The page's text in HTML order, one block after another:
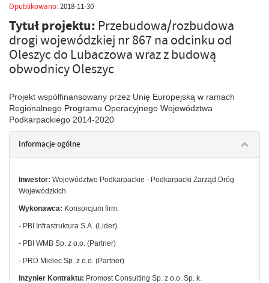
Opublikowano:2018-11-30
Tytuł projektu: Przebudowa/rozbudowa
drogi wojewódzkiej nr 867 na odcinku od
Oleszyc do Lubaczowa wraz z budową
obwodnicy Oleszyc
Projekt współfinansowany przez Unię Europejską w ramach
Regionalnego Programu Operacyjnego Województwa
Podkarpackiego 2014-2020
Informacje ogólne
Inwestor: Województwo Podkarpackie - Podkarpacki Zarząd Dróg
Wojewódzkich
Wykonawca: Konsorcjum firm:
- PBI Infrastruktura S.A. (Lider)
- PBI WMB Sp. z o.o. (Partner)
- PRD Mielec Sp. z o.o. (Partner)
Inżynier Kontraktu: Promost Consulting Sp. z o.o. Sp. k.